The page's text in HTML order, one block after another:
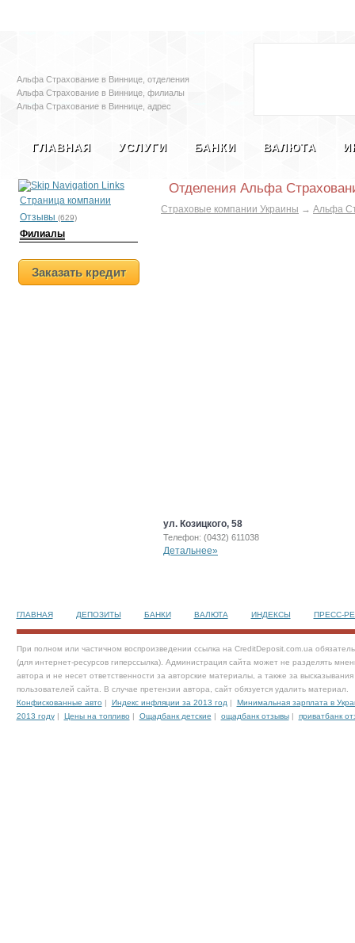
Альфа Страхование в Виннице, отделения
Альфа Страхование в Виннице, филиалы
Альфа Страхование в Виннице, адрес
компания Альфа Страхование в Виннице
ГЛАВНАЯ УСЛУГИ БАНКИ ВАЛЮТА
Страница компании
Отзывы (629)
Филиалы
Заказать кредит
Отделения Альфа
Страховые компании Украины → Альфа
ул. Козицкого, 58
Телефон: (0432) 611038
Детальнее»
ГЛАВНАЯ ДЕПОЗИТЫ БАНКИ ВАЛЮТА ИНДЕКСЫ ПРЕСС-
При полном или частичном воспроизведении ссылка на CreditDeposit.com.ua
(для интернет-ресурсов гиперссылка). Администрация сайта может не разделять
автора и не несет ответственности за авторские материалы, а также за высказывания
пользователей сайта. В случае претензии автора, сайт обязуется удалить материал.
Конфискованные авто | Индекс инфляции за 2013 год | Минимальная зарплата в
2013 году| Цены на топливо | Ощадбанк детские | ощадбанк отзывы| приватбанк